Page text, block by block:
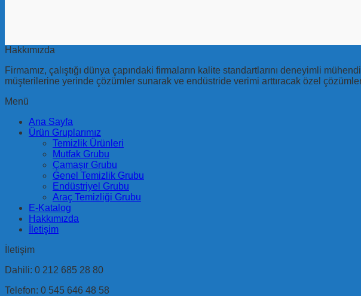
Hakkımızda
Firmamız, çalıştığı dünya çapındaki firmaların kalite standartlarını deneyimli
müşterilerine yerinde çözümler sunarak ve endüstride verimi arttıracak özel
Menü
Ana Sayfa
Ürün Gruplarımız
Temizlik Ürünleri
Mutfak Grubu
Çamaşır Grubu
Genel Temizlik Grubu
Endüstriyel Grubu
Araç Temizliği Grubu
E-Katalog
Hakkımızda
İletişim
İletişim
Dahili: 0 212 685 28 80
Telefon: 0 545 646 48 58